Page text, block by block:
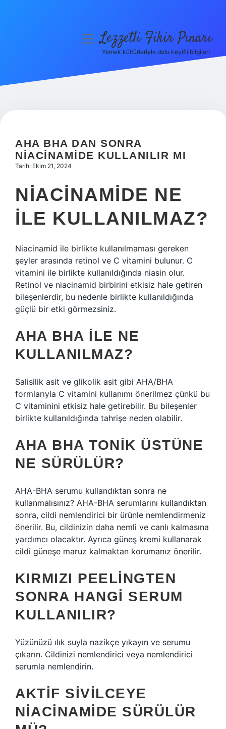
Hakkımızda
menüyüLezzetli Fikir Pınarı
Yemek kültürleriyle dolu keyifli bilgiler!
AHA BHA DAN SONRA
NIACINAMIDE KULLANILIR MI
Tarih: Ekim 21, 2024
NIACINAMIDE NE
ILE KULLANILMAZ?
Niacinamid ile birlikte kullanılmaması gereken
şeyler arasında retinol ve C vitamini bulunur. C
vitamini ile birlikte kullanıldığında niasin olur.
Retinol ve niacinamid birbirini etkisiz hale getiren
bileşenlerdir, bu nedenle birlikte kullanıldığında
güçlü bir etki görmezsiniz.
AHA BHA ILE NE
KULLANILMAZ?
Salisilik asit ve glikolik asit gibi AHA/BHA
formlarıyla C vitamini kullanımı önerilmez çünkü bu
C vitaminini etkisiz hale getirebilir. Bu bileşenler
birlikte kullanıldığında tahrişe neden olabilir.
AHA BHA TONIK ÜSTÜNE
NE SÜRÜLÜR?
AHA-BHA serumu kullandıktan sonra ne
kullanmalısınız? AHA-BHA serumlarını kullandıktan
sonra, cildi nemlendirici bir ürünle nemlendirmeniz
önerilir. Bu, cildinizin daha nemli ve canlı kalmasına
yardımcı olacaktır. Ayrıca güneş kremi kullanarak
cildi güneşe maruz kalmaktan korumanız önerilir.
KIRMIZI PEELINGTEN
SONRA HANGI SERUM
KULLANILIR?
Yüzünüzü ılık suyla nazikçe yıkayın ve serumu
çıkarın. Cildinizi nemlendirici veya nemlendirici
serumla nemlendirin.
AKTIF SIVILCEYE
NIACINAMIDE SÜRÜLÜR